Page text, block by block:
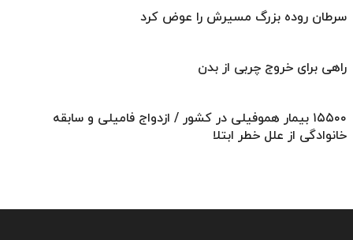
سرطان روده بزرگ مسیرش را عوض کرد
راهی برای خروج چربی از بدن
۱۵۵۰۰ بیمار هموفیلی در کشور / ازدواج‌ فامیلی و سابقه
خانوادگی از علل خطر ابتلا